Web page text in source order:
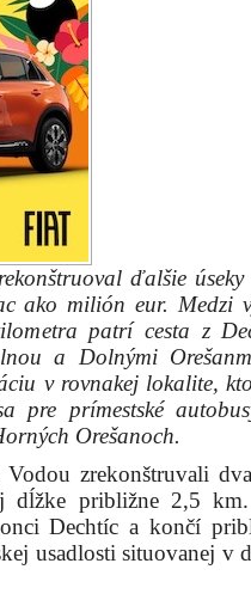
ďalšie
ako milión eur. Medzi
patrí cesta z
a Dolnými
v rovnakej lokalite,
pre prímestské
Orešanoch.
zrekonštruvali
dĺžke približne 2,5
Dechtíc a končí
usadlosti situovanej v